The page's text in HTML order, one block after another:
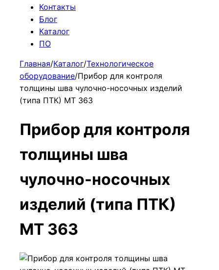
Контакты
Блог
Каталог
ПО
Главная/Каталог/Технологическое
оборудование/Прибор для контроля
толщины шва чулочно-носочных изделий
(типа ПТК) МТ 363
Прибор для контроля
толщины шва
чулочно-носочных
изделий (типа ПТК)
МТ 363